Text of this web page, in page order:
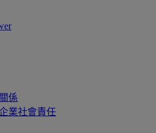
係
業社會責任